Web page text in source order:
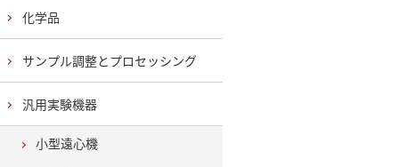
化学品
サンプル調整とプロセッシング
汎用実験機器
小型遠心機